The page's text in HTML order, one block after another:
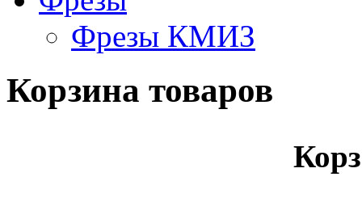
Фрезы КМИЗ
Корзина товаров